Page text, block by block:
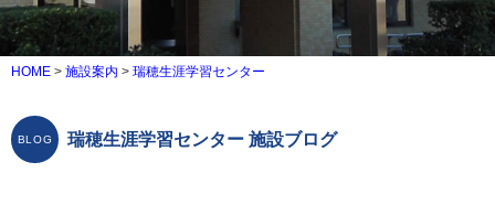
HOME > 施設案内 > 瑞穂生涯学習センター
瑞穂生涯学習センター 施設ブログ